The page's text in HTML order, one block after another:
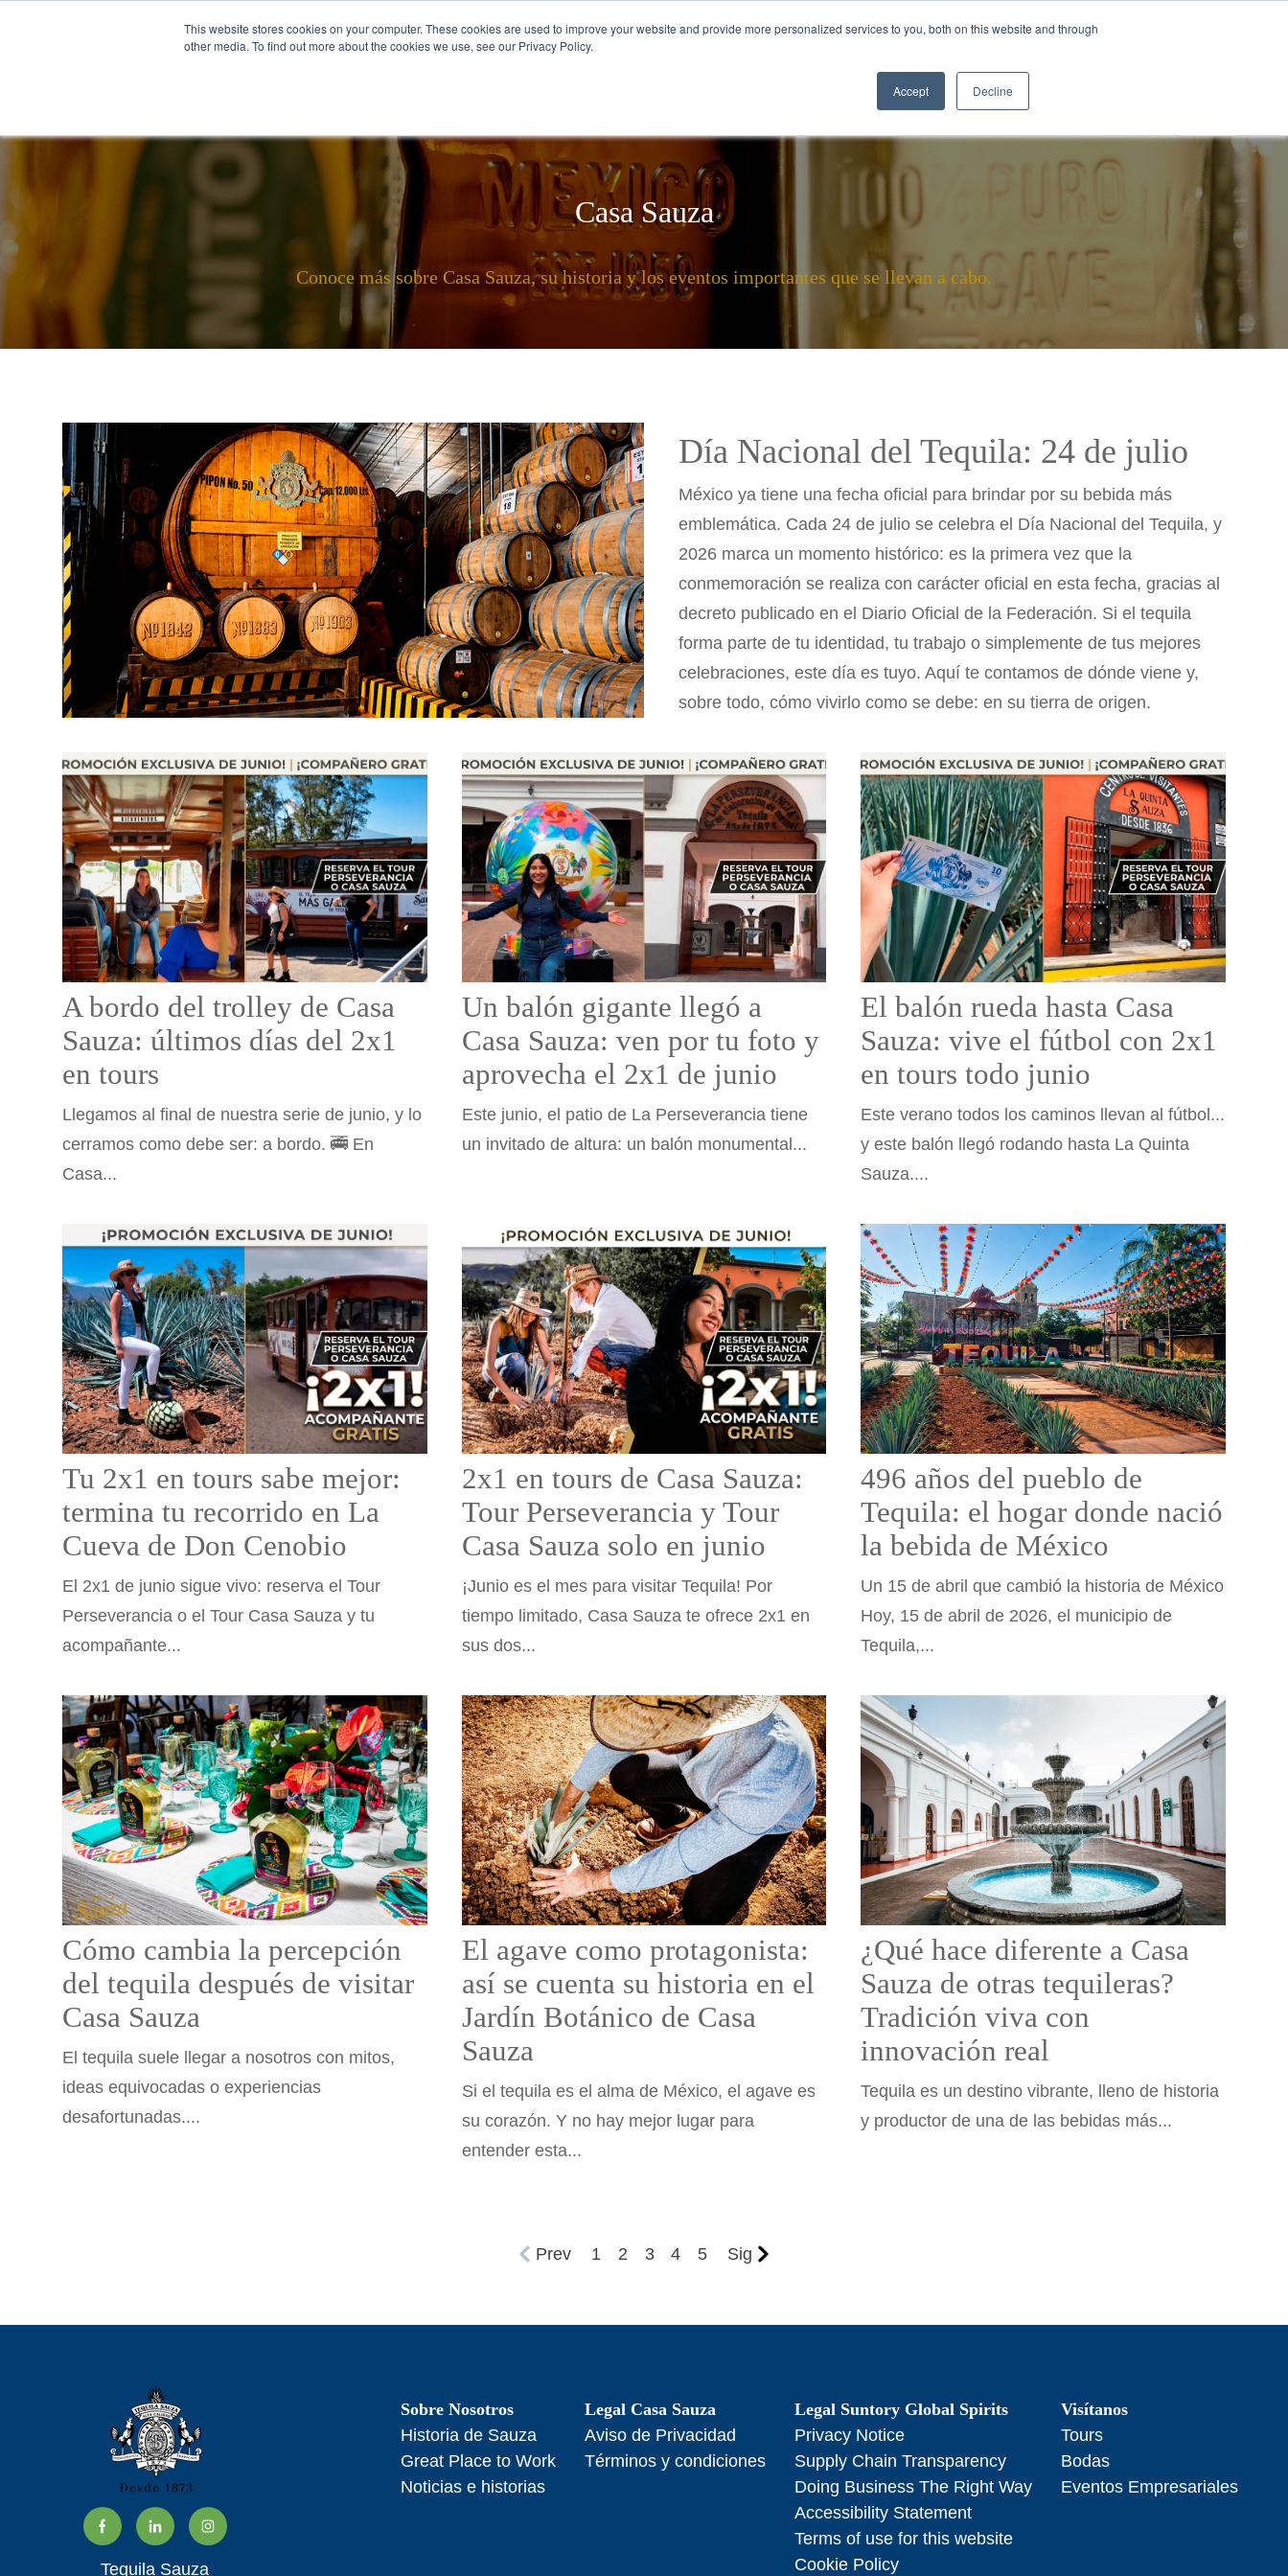
This website stores cookies on your computer. These cookies are used to improve your website and provide more personalized services to you, both on this website and through
other media. To find out more about the cookies we use, see our Privacy Policy.
Accept Decline
Español SOBRE NOSOTROS VISÍTANOS
Casa Sauza
Conoce más sobre Casa Sauza, su historia y los eventos importantes que se llevan a cabo.
Día Nacional del Tequila: 24 de julio
México ya tiene una fecha oficial para brindar por su bebida más
emblemática. Cada 24 de julio se celebra el Día Nacional del Tequila, y
2026 marca un momento histórico: es la primera vez que la
conmemoración se realiza con carácter oficial en esta fecha, gracias al
decreto publicado en el Diario Oficial de la Federación. Si el tequila
forma parte de tu identidad, tu trabajo o simplemente de tus mejores
celebraciones, este día es tuyo. Aquí te contamos de dónde viene y,
sobre todo, cómo vivirlo como se debe: en su tierra de origen.
A bordo del trolley de Casa
Sauza: últimos días del 2x1
en tours
Llegamos al final de nuestra serie de junio, y lo
cerramos como debe ser: a bordo. 🚎 En
Casa...
Un balón gigante llegó a
Casa Sauza: ven por tu foto y
aprovecha el 2x1 de junio
Este junio, el patio de La Perseverancia tiene
un invitado de altura: un balón monumental...
El balón rueda hasta Casa
Sauza: vive el fútbol con 2x1
en tours todo junio
Este verano todos los caminos llevan al fútbol...
y este balón llegó rodando hasta La Quinta
Sauza....
Tu 2x1 en tours sabe mejor:
termina tu recorrido en La
Cueva de Don Cenobio
El 2x1 de junio sigue vivo: reserva el Tour
Perseverancia o el Tour Casa Sauza y tu
acompañante...
2x1 en tours de Casa Sauza:
Tour Perseverancia y Tour
Casa Sauza solo en junio
¡Junio es el mes para visitar Tequila! Por
tiempo limitado, Casa Sauza te ofrece 2x1 en
sus dos...
496 años del pueblo de
Tequila: el hogar donde nació
la bebida de México
Un 15 de abril que cambió la historia de México
Hoy, 15 de abril de 2026, el municipio de
Tequila,...
Cómo cambia la percepción
del tequila después de visitar
Casa Sauza
El tequila suele llegar a nosotros con mitos,
ideas equivocadas o experiencias
desafortunadas....
El agave como protagonista:
así se cuenta su historia en el
Jardín Botánico de Casa
Sauza
Si el tequila es el alma de México, el agave es
su corazón. Y no hay mejor lugar para
entender esta...
¿Qué hace diferente a Casa
Sauza de otras tequileras?
Tradición viva con
innovación real
Tequila es un destino vibrante, lleno de historia
y productor de una de las bebidas más...
Prev 1 2 3 4 5 Sig
Tequila Sauza
Sobre Nosotros
Historia de Sauza
Great Place to Work
Noticias e historias
Legal Casa Sauza
Aviso de Privacidad
Términos y condiciones
Legal Suntory Global Spirits
Privacy Notice
Supply Chain Transparency
Doing Business The Right Way
Accessibility Statement
Terms of use for this website
Cookie Policy
Visítanos
Tours
Bodas
Eventos Empresariales